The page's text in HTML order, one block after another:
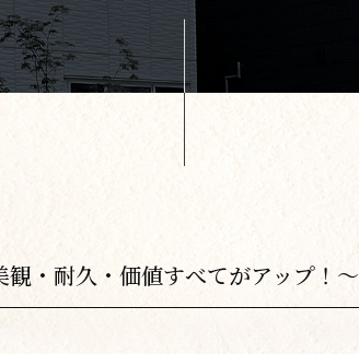
・耐久・価値すべてがアップ！～